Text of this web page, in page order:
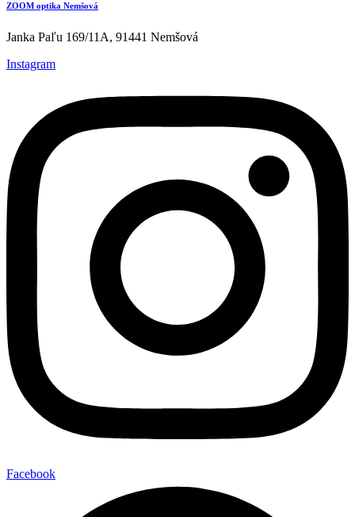
ZOOM optika Nemšová
Janka Paľu 169/11A, 91441 Nemšová
Instagram
Facebook